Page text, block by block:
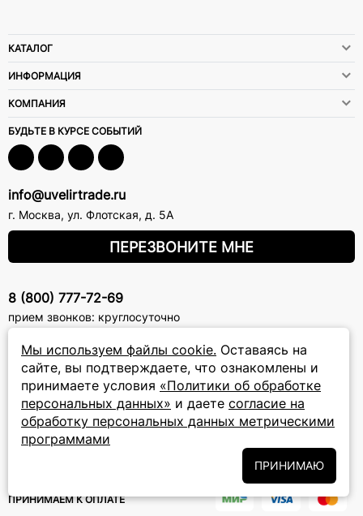
Мы используем файлы cookie. Оставаясь на
сайте, вы подтверждаете, что ознакомлены и
принимаете условия «Политики об обработке
персональных данных» и даете согласие на
обработку персональных данных метрическими
программами
ПРИНИМАЮ
КАТАЛОГ
ИНФОРМАЦИЯ
КОМПАНИЯ
БУДЬТЕ В КУРСЕ СОБЫТИЙ
info@uvelirtrade.ru
г. Москва, ул. Флотская, д. 5А
ПЕРЕЗВОНИТЕ МНЕ
8 (800) 777-72-69
прием звонков: круглосуточно
ПОДПИСКА НА РАССЫЛКУ
Подписаться на новости
Подписываясь на рассылку, вы соглашаетесь с условиямиПолитики
обработки персональных данных
ПРИНИМАЕМ К ОПЛАТЕ